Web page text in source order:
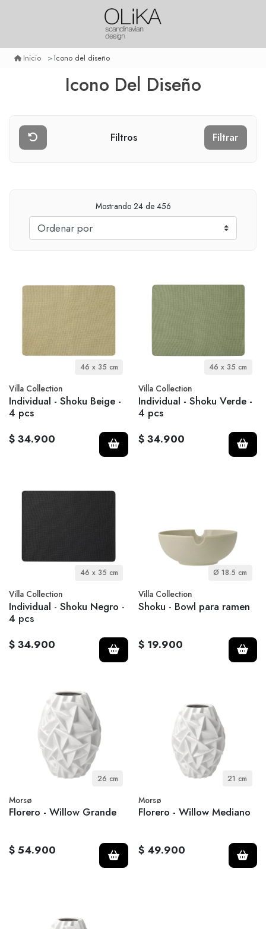
Inicio Icono del diseño
Icono Del Diseño
Filtros Filtrar
Mostrando 24de 456
46 x 35 cm
Villa Collection
Individual - Shoku Beige -
4 pcs
$ 34.900
46 x 35 cm
Villa Collection
Individual - Shoku Verde -
4 pcs
$ 34.900
46 x 35 cm
Villa Collection
Individual - Shoku Negro -
4 pcs
$ 34.900
Ø 18.5 cm
Villa Collection
Shoku - Bowl para ramen
$ 19.900
26 cm
Morsø
Florero - Willow Grande
$ 54.900
21 cm
Morsø
Florero - Willow Mediano
$ 49.900